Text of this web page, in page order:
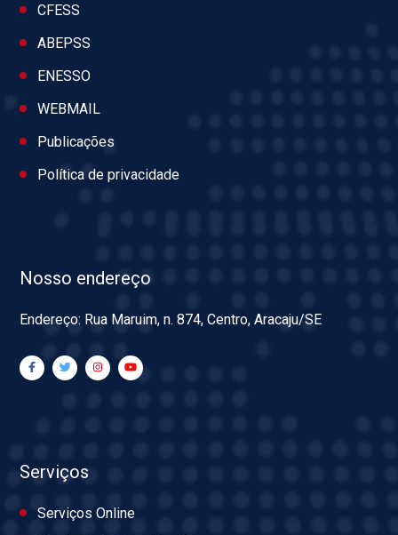
CFESS
ABEPSS
ENESSO
WEBMAIL
Publicações
Política de privacidade
Nosso endereço
Endereço: Rua Maruim, n. 874, Centro, Aracaju/SE
Serviços
Serviços Online